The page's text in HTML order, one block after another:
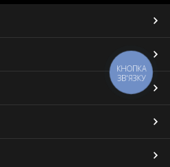
КНОПКА
ЗВ'ЯЗКУ